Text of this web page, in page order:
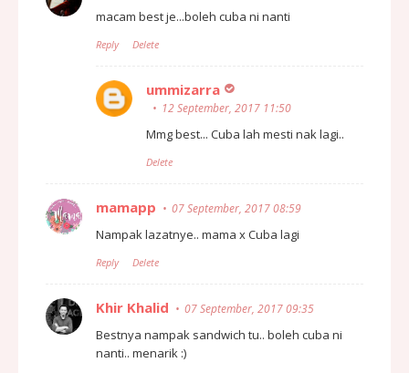
macam best je...boleh cuba ni nanti
Reply Delete
ummizarra
12 September, 2017 11:50
Mmg best... Cuba lah mesti nak lagi..
Delete
mamapp 07 September, 2017 08:59
Nampak lazatnye.. mama x Cuba lagi
Reply Delete
Khir Khalid 07 September, 2017 09:35
Bestnya nampak sandwich tu.. boleh cuba ni
nanti.. menarik :)